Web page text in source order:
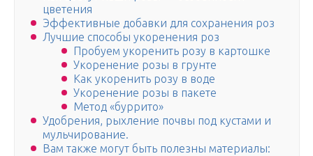
цветения
Эффективные добавки для сохранения роз
Лучшие способы укоренения роз
Пробуем укоренить розу в картошке
Укоренение розы в грунте
Как укоренить розу в воде
Укоренение розы в пакете
Метод «буррито»
Удобрения, рыхление почвы под кустами и
мульчирование.
Вам также могут быть полезны материалы: